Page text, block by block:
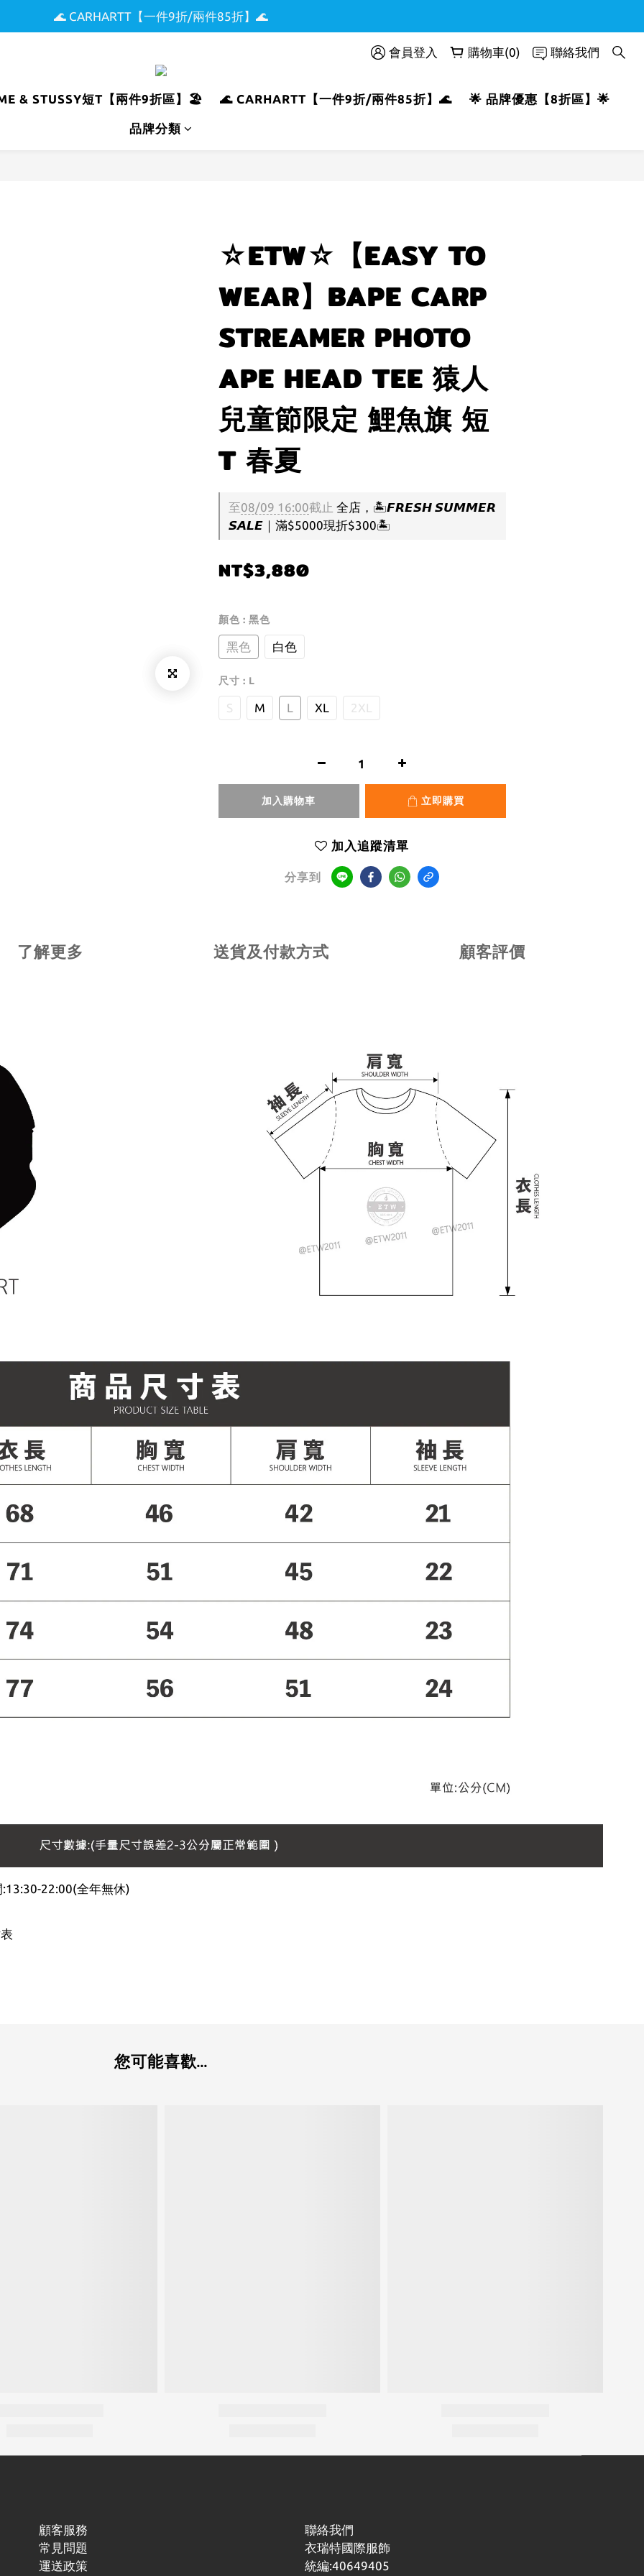
🌟 全館滿$5000現折$300 🌟
🌊 CARHARTT【一件9折/兩件85折】🌊
🌟 全館滿$5000現折$300 🌟
會員登入 購物車(0) 聯絡我們
& STUSSY短T【兩件9折區】🏖️ 🌊 CARHARTT【一件9折/兩件85折】🌊 🌟 品牌優惠【8折區】🌟
品牌分類
☆ETW☆【EASY TO
WEAR】BAPE CARP
STREAMER PHOTO
APE HEAD TEE 猿人
兒童節限定 鯉魚旗 短
T 春夏
至08/09 16:00截止 全店，🏝️𝙁𝙍𝙀𝙎𝙃 𝙎𝙐𝙈𝙈𝙀𝙍
𝙎𝘼𝙇𝙀｜滿$5000現折$300🏝️
NT$3,880
顏色 : 黑色
黑色 白色
尺寸 : L
S M L XL 2XL
加入購物車 立即購買
加入追蹤清單
分享到
了解更多 送貨及付款方式 顧客評價
22:00(全年無休)
您可能喜歡...
顧客服務
常見問題
運送政策
聯絡我們
衣瑞特國際服飾
統編:40649405